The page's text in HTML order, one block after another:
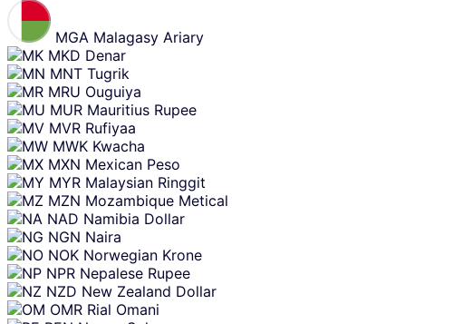
MGA Malagasy Ariary
MKD Denar
MNT Tugrik
MRU Ouguiya
MUR Mauritius Rupee
MVR Rufiyaa
MWK Kwacha
MXN Mexican Peso
MYR Malaysian Ringgit
MZN Mozambique Metical
NAD Namibia Dollar
NGN Naira
NOK Norwegian Krone
NPR Nepalese Rupee
NZD New Zealand Dollar
OMR Rial Omani